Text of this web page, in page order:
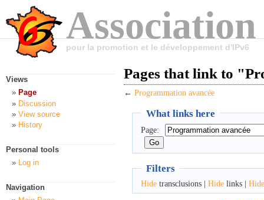
pour la promotion et le développement d'IPv6
Pages that link to
← Programmation avancée
What links here
Page:
Filters
Hidetransclusions | Hidelinks | Hide
Views
Page
Discussion
View source
History
Personal tools
Log in
Navigation